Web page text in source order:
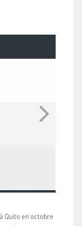
Quito en octobre